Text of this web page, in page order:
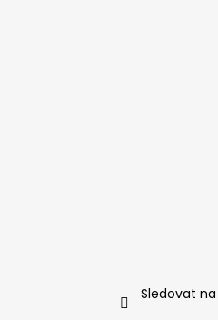
Sledovat